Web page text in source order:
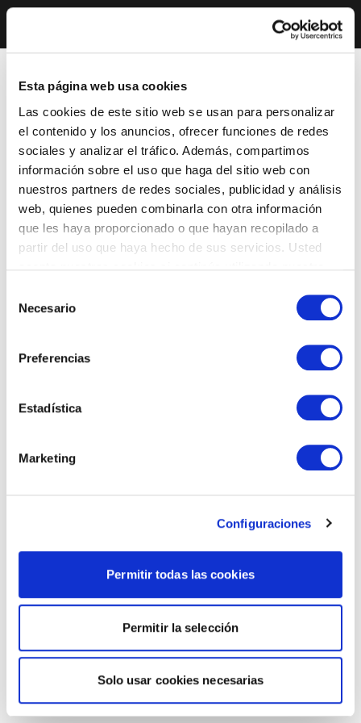
Esta página web usa cookies
Las cookies de este sitio web se usan para personalizar
el contenido y los anuncios, ofrecer funciones de redes
sociales y analizar el tráfico. Además, compartimos
información sobre el uso que haga del sitio web con
nuestros partners de redes sociales, publicidad y análisis
web, quienes pueden combinarla con otra información
que les haya proporcionado o que hayan recopilado a
partir del uso que haya hecho de sus servicios. Usted
Necesario
Preferencias
Estadística
Marketing
Configuraciones
Permitir todas las cookies
Permitir la selección
Solo usar cookies necesarias